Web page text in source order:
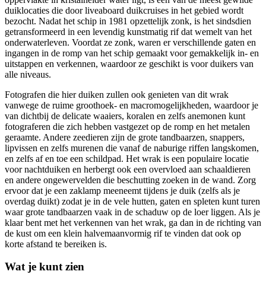
duiklocaties die door liveaboard duikcruises in het gebied wordt
bezocht. Nadat het schip in 1981 opzettelijk zonk, is het sindsdien
getransformeerd in een levendig kunstmatig rif dat wemelt van het
onderwaterleven. Voordat ze zonk, waren er verschillende gaten en
ingangen in de romp van het schip gemaakt voor gemakkelijk in- en
uitstappen en verkennen, waardoor ze geschikt is voor duikers van
alle niveaus.
Fotografen die hier duiken zullen ook genieten van dit wrak
vanwege de ruime groothoek- en macromogelijkheden, waardoor je
van dichtbij de delicate waaiers, koralen en zelfs anemonen kunt
fotograferen die zich hebben vastgezet op de romp en het metalen
geraamte. Andere zeedieren zijn de grote tandbaarzen, snappers,
lipvissen en zelfs murenen die vanaf de naburige riffen langskomen,
en zelfs af en toe een schildpad. Het wrak is een populaire locatie
voor nachtduiken en herbergt ook een overvloed aan schaaldieren
en andere ongewervelden die beschutting zoeken in de wand. Zorg
ervoor dat je een zaklamp meeneemt tijdens je duik (zelfs als je
overdag duikt) zodat je in de vele hutten, gaten en spleten kunt turen
waar grote tandbaarzen vaak in de schaduw op de loer liggen. Als je
klaar bent met het verkennen van het wrak, ga dan in de richting van
de kust om een klein halvemaanvormig rif te vinden dat ook op
korte afstand te bereiken is.
Wat je kunt zien